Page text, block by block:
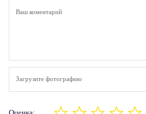
Загрузите фотографию